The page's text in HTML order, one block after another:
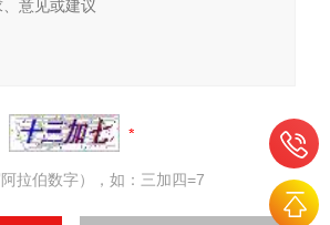
拉伯数字），如：三加四=7